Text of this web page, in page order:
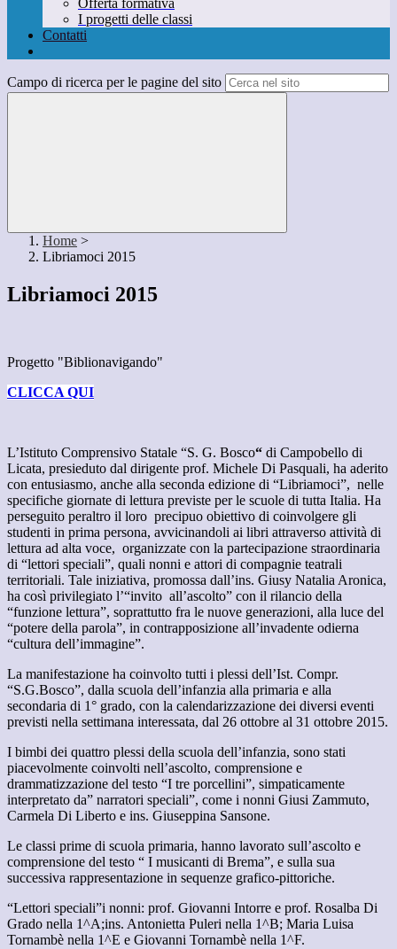
Offerta formativa
I progetti delle classi
Contatti
Campo di ricerca per le pagine del sito
Home >
Libriamoci 2015
Libriamoci 2015
Progetto "Biblionavigando"
CLICCA QUI
L’Istituto Comprensivo Statale “S. G. Bosco“ di Campobello di
Licata, presieduto dal dirigente prof. Michele Di Pasquali, ha aderito
con entusiasmo, anche alla seconda edizione di “Libriamoci”, nelle
specifiche giornate di lettura previste per le scuole di tutta Italia. Ha
perseguito peraltro il loro precipuo obiettivo di coinvolgere gli
studenti in prima persona, avvicinandoli ai libri attraverso attività di
lettura ad alta voce, organizzate con la partecipazione straordinaria
di “lettori speciali”, quali nonni e attori di compagnie teatrali
territoriali. Tale iniziativa, promossa dall’ins. Giusy Natalia Aronica,
ha così privilegiato l’“invito all’ascolto” con il rilancio della
“funzione lettura”, soprattutto fra le nuove generazioni, alla luce del
“potere della parola”, in contrapposizione all’invadente odierna
“cultura dell’immagine”.
La manifestazione ha coinvolto tutti i plessi dell’Ist. Compr.
“S.G.Bosco”, dalla scuola dell’infanzia alla primaria e alla
secondaria di 1° grado, con la calendarizzazione dei diversi eventi
previsti nella settimana interessata, dal 26 ottobre al 31 ottobre 2015.
I bimbi dei quattro plessi della scuola dell’infanzia, sono stati
piacevolmente coinvolti nell’ascolto, comprensione e
drammatizzazione del testo “I tre porcellini”, simpaticamente
interpretato da” narratori speciali”, come i nonni Giusi Zammuto,
Carmela Di Liberto e ins. Giuseppina Sansone.
Le classi prime di scuola primaria, hanno lavorato sull’ascolto e
comprensione del testo “ I musicanti di Brema”, e sulla sua
successiva rappresentazione in sequenze grafico-pittoriche.
“Lettori speciali”i nonni: prof. Giovanni Intorre e prof. Rosalba Di
Grado nella 1^A;ins. Antonietta Puleri nella 1^B; Maria Luisa
Tornambè nella 1^E e Giovanni Tornambè nella 1^F.